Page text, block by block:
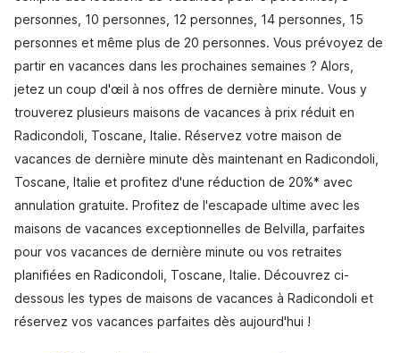
personnes, 10 personnes, 12 personnes, 14 personnes, 15
personnes et même plus de 20 personnes. Vous prévoyez de
partir en vacances dans les prochaines semaines ? Alors,
jetez un coup d'œil à nos offres de dernière minute. Vous y
trouverez plusieurs maisons de vacances à prix réduit en
Radicondoli, Toscane, Italie. Réservez votre maison de
vacances de dernière minute dès maintenant en Radicondoli,
Toscane, Italie et profitez d'une réduction de 20%* avec
annulation gratuite. Profitez de l'escapade ultime avec les
maisons de vacances exceptionnelles de Belvilla, parfaites
pour vos vacances de dernière minute ou vos retraites
planifiées en Radicondoli, Toscane, Italie. Découvrez ci-
dessous les types de maisons de vacances à Radicondoli et
réservez vos vacances parfaites dès aujourd'hui !